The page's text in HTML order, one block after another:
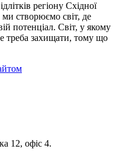
регіону Східної
створюємо світ, де
потенціал. Світ, у якому
треба захищати, тому що
12, офіс 4.